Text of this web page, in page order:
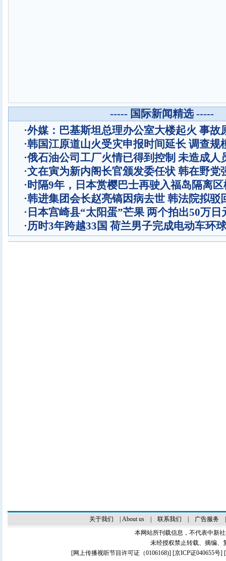
----- 国际新闻精选 -----
·外媒：巴基斯坦总理办公室大楼起火 事故
·韩国江原道山火受灾申报时间延长 调查规
·俄石油公司工厂火情已得到控制 未造成人
·文在寅为新内阁长官颁发委任状 韩在野党
·时隔9年，日本赏樱巴士再驶入福岛隔离
·韩进集团会长赵亮镐因病去世 韩法院拟驳
· 日本宫崎县“太阳蛋”芒果 两个拍出50万日
·历时3年跨越33国 荷兰男子完成电动车环
关于我们 About us| 联系我们 广告服务
本网站所刊载信息，不代表中新
未经授权禁止转载、摘编、
[网上传播视听节目许可证（0106168)] [京ICP证040655号]